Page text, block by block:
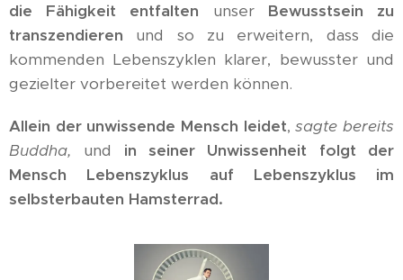
die Fähigkeit entfalten unser Bewusstsein zu
transzendieren und so zu erweitern, dass die
kommenden Lebenszyklen klarer, bewusster und
gezielter vorbereitet werden können.
Allein der unwissende Mensch leidet,sagte bereits
Buddha, und in seiner Unwissenheit folgt der
Mensch Lebenszyklus auf Lebenszyklus im
selbsterbauten Hamsterrad.